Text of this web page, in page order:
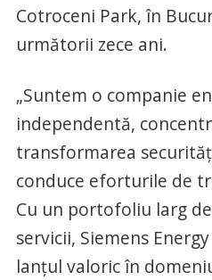
Cotroceni Park, în
următorii zece ani.
„Suntem o companie
independentă,
transformarea
conduce eforturile de
Cu un portofoliu larg
servicii, Siemens
lanțul valoric în